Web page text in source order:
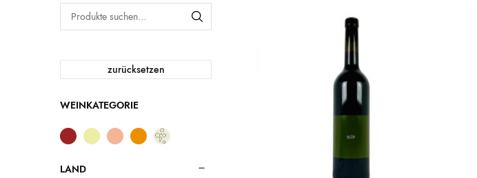
zurücksetzen
WEINKATEGORIE
LAND